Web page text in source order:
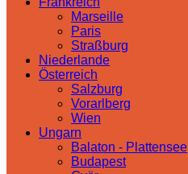
Marseille
Paris
Straßburg
Niederlande
Österreich
Salzburg
Vorarlberg
Wien
Ungarn
Balaton - Plattensee
Budapest